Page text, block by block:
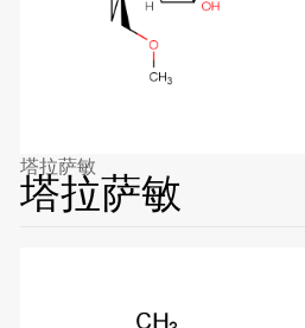
塔拉萨敏
塔拉萨敏